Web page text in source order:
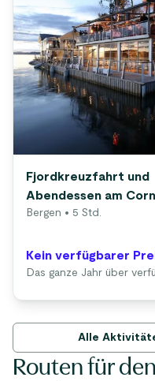
Fjordkreuzfahrt und
Abendessen am
Bergen • 5 Std.
Kein verfügbarer
Das ganze Jahr über
Alle
Routen für